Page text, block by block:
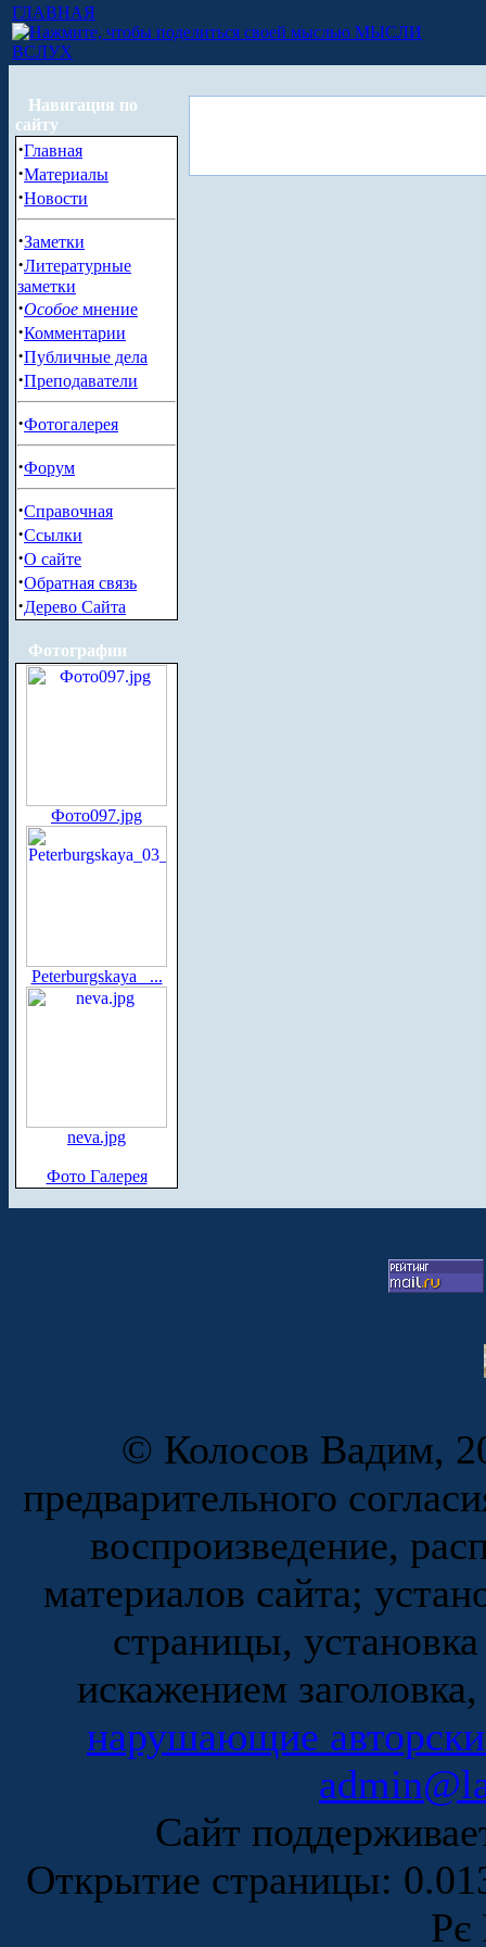
ГЛАВНАЯ
МЫСЛИ
ВСЛУХ
Навигация по
сайту
·Главная
·Материалы
·Новости
·Заметки
·Литературные
заметки
·Особое мнение
·Комментарии
·Публичные дела
·Преподаватели
·Фотогалерея
·Форум
·Справочная
·Ссылки
·О сайте
·Обратная связь
·Дерево Сайта
Фотографии
Фото097.jpg
Peterburgskaya_ ...
neva.jpg
Фото Галерея
© Колосов Вадим,
предварительного
воспроизведение,
материалов сайта;
страницы,
искажением
нарушающие
Сайт
Открытие страницы:
Рє